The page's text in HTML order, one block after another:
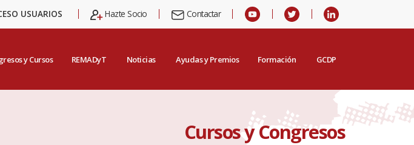
USUARIOS Hazte Socio Contactar
y Cursos REMADyT Noticias Ayudas y Premios Formación GCDP
Cursos y Congresos